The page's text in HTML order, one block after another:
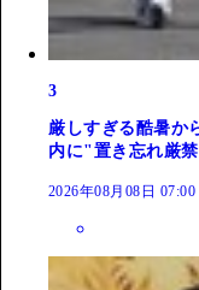
3
厳しすぎる酷暑
内に"置き忘れ厳
2026年08月08日 07:00